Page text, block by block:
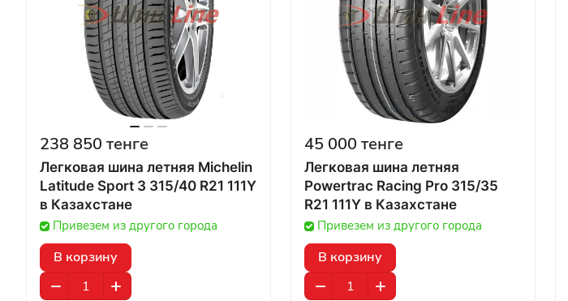
238 850 тенге
Легковая шина летняя Michelin
Latitude Sport 3 315/40 R21 111Y
в Казахстане
Привезем из другого города
В корзину
45 000 тенге
Легковая шина летняя
Powertrac Racing Pro 315/35
R21 111Y в Казахстане
Привезем из другого города
В корзину